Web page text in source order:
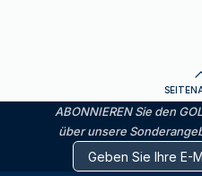
ABONNIEREN Sie den
über unsere